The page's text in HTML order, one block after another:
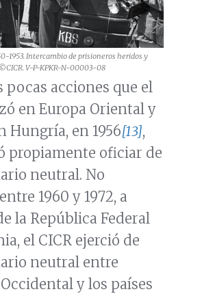
1953. Intercambio de prisioneros heridos y
V-P-KPKR-N-00003-08
pocas acciones que el
en Europa Oriental y
Hungría, en 1956[13],
propiamente oficiar de
neutral. No
1960 y 1972, a
la República Federal
el CICR ejerció de
neutral entre
y los países